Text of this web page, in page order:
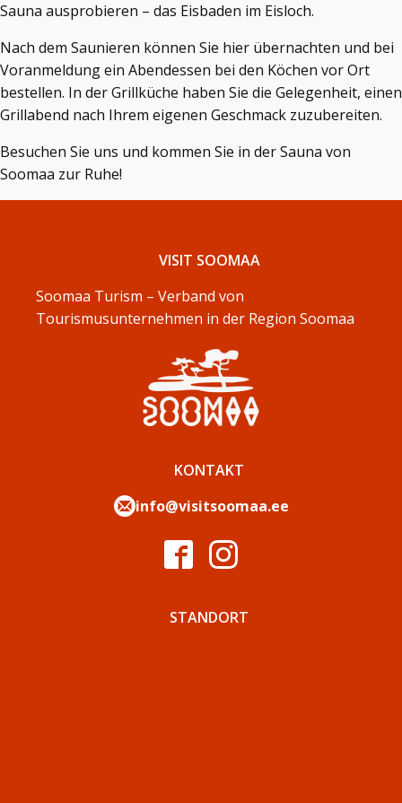
Sauna ausprobieren – das Eisbaden im Eisloch.
Nach dem Saunieren können Sie hier übernachten und bei
Voranmeldung ein Abendessen bei den Köchen vor Ort
bestellen. In der Grillküche haben Sie die Gelegenheit, einen
Grillabend nach Ihrem eigenen Geschmack zuzubereiten.
Besuchen Sie uns und kommen Sie in der Sauna von
Soomaa zur Ruhe!
VISIT SOOMAA
Soomaa Turism – Verband von
Tourismusunternehmen in der Region Soomaa
KONTAKT
info@visitsoomaa.ee
STANDORT